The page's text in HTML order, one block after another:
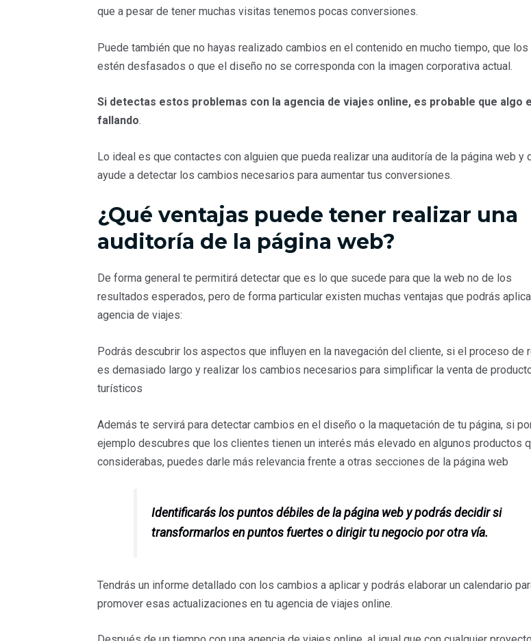
que a pesar de tener muchas visitas tenemos pocas conversiones.
Puede también que no hayas realizado cambios en el contenido en mucho tiempo, que
estén desfasados o que el diseño no se corresponda con la imagen corporativa actual.
Si detectas estos problemas con la agencia de viajes online, es probable que algo
fallando.
Lo ideal es que contactes con alguien que pueda realizar una auditoría de la página web y
ayude a detectar los cambios necesarios para aumentar tus conversiones.
¿Qué ventajas puede tener realizar una
auditoría de la página web?
De forma general te permitirá detectar que es lo que sucede para que la web no de los
resultados esperados, pero de forma particular existen muchas ventajas que podrás
agencia de viajes:
Podrás descubrir los aspectos que influyen en la navegación del cliente, si el proceso de
es demasiado largo y realizar los cambios necesarios para simplificar la venta de
turísticos
Además te servirá para detectar cambios en el diseño o la maquetación de tu página, si
ejemplo descubres que los clientes tienen un interés más elevado en algunos productos
considerabas, puedes darle más relevancia frente a otras secciones de la página web
Identificarás los puntos débiles de la página web y podrás decidir si
transformarlos en puntos fuertes o dirigir tu negocio por otra vía.
Tendrás un informe detallado con los cambios a aplicar y podrás elaborar un calendario
promover esas actualizaciones en tu agencia de viajes online.